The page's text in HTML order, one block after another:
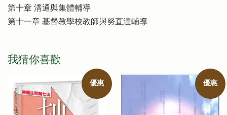
第十章 溝通與集體輔導
第十一章 基督教學校教師與努直達輔導
我猜你喜歡
優惠 優惠